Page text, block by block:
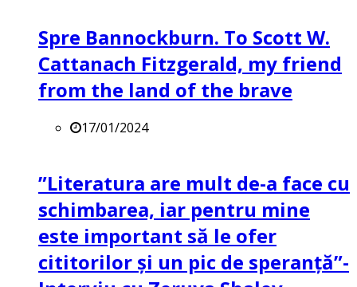
Spre Bannockburn. To Scott W.
Cattanach Fitzgerald, my friend
from the land of the brave
17/01/2024
”Literatura are mult de-a face cu
schimbarea, iar pentru mine
este important să le ofer
cititorilor și un pic de speranță”-